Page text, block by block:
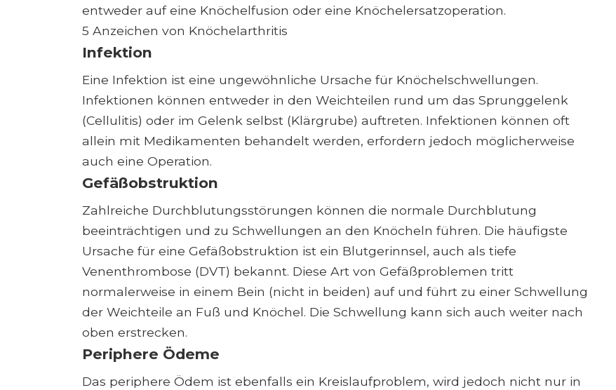
entweder auf eine Knöchelfusion oder eine Knöchelersatzoperation.
5 Anzeichen von Knöchelarthritis
Infektion
Eine Infektion ist eine ungewöhnliche Ursache für Knöchelschwellungen.
Infektionen können entweder in den Weichteilen rund um das Sprunggelenk
(Cellulitis) oder im Gelenk selbst (Klärgrube) auftreten. Infektionen können oft
allein mit Medikamenten behandelt werden, erfordern jedoch möglicherweise
auch eine Operation.
Gefäßobstruktion
Zahlreiche Durchblutungsstörungen können die normale Durchblutung
beeinträchtigen und zu Schwellungen an den Knöcheln führen. Die häufigste
Ursache für eine Gefäßobstruktion ist ein Blutgerinnsel, auch als tiefe
Venenthrombose (DVT) bekannt. Diese Art von Gefäßproblemen tritt
normalerweise in einem Bein (nicht in beiden) auf und führt zu einer Schwellung
der Weichteile an Fuß und Knöchel. Die Schwellung kann sich auch weiter nach
oben erstrecken.
Periphere Ödeme
Das periphere Ödem ist ebenfalls ein Kreislaufproblem, wird jedoch nicht nur in